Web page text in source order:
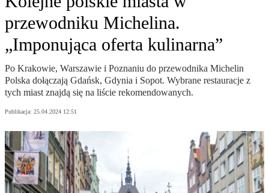
przewodniku Michelina.
„Imponująca oferta kulinarna”
Po Krakowie, Warszawie i Poznaniu do przewodnika Michelin
Polska dołączają Gdańsk, Gdynia i Sopot. Wybrane restauracje z
tych miast znajdą się na liście rekomendowanych.
Publikacja: 25.04.2024 12:51